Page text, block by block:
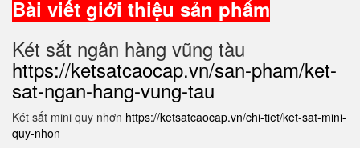
Bài viết giới thiệu sản phẩm
Két sắt ngân hàng vũng tàu
https://ketsatcaocap.vn/san-pham/ket-
sat-ngan-hang-vung-tau
Két sắt mini quy nhơn https://ketsatcaocap.vn/chi-tiet/ket-sat-mini-
quy-nhon